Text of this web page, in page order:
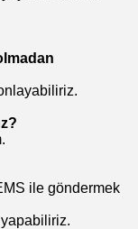
ile göndermek